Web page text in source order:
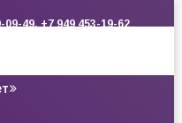
49, +7 949 453-19-62